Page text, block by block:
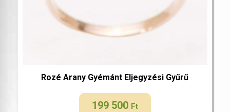
Rozé Arany Gyémánt Eljegyzési Gyűrű
199 500 Ft